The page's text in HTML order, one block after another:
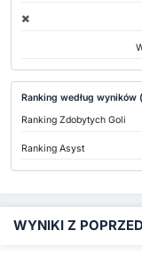
Ranking według wyników
Ranking Zdobytych Goli
Ranking Asyst
WYNIKI Z